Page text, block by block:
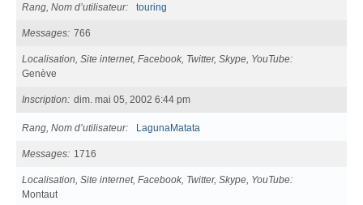
Rang, Nom d’utilisateur touring
Messages 766
Localisation, Site internet, Facebook, Twitter, Skype, YouTube
Genève
Inscription dim. mai 05, 2002 6:44 pm
Rang, Nom d’utilisateur LagunaMatata
Messages 1716
Localisation, Site internet, Facebook, Twitter, Skype, YouTube
Montaut